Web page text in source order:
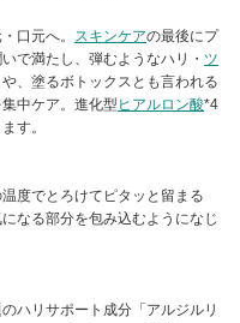
口元へ。 スキンケアの最後にプ
で満たし、弾むようなハリ・ ツ
、塗るボトックスとも言われる
中ケア。進化型 ヒアルロン酸*4
す。
度でとろけてピタッと留まる
なる部分を包み込むようになじ
ハリサポート成分「アルジルリ